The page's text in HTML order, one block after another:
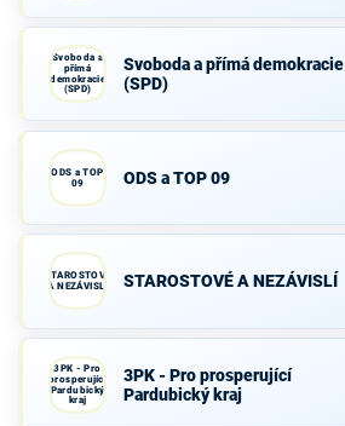
Svoboda a
přímá
demokracie
(SPD)
Svoboda a přímá demokracie
(SPD)
ODS a TOP
09
ODS a TOP 09
STAROSTOVÉ
A NEZÁVISLÍ
STAROSTOVÉ A NEZÁVISLÍ
3PK - Pro
prosperující
Pardubický
kraj
3PK - Pro prosperující
Pardubický kraj